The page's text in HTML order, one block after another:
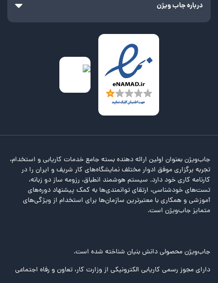
درباره جاب ویژن
جاب‌ویژن بعنوان اولین ارائه دهنده بسته جامع خدمات کاریابی و استخدام،
تجربه برگزاری موفق ادوار مختلف نمایشگاه‌های کار شریف و ایران را در
کارنامه کاری خود دارد. سیستم هوشمند انطباق، رزومه ساز دو زبانه،
تست‌های خودشناسی، ارتقای توانمندی‌ها به کمک پیشنهاد دوره‌های
آموزشی و همکاری با معتبرترین سازمان‌ها برای استخدام از ویژگی‌های
متمایز جاب‌ویژن است.
جاب‌ویژن محصولی دانش بنیان شناخته شده است.
دارای مجوز رسمی کاریابی الکترونیکی از وزارت کار، تعاون و رفاه اجتماعی